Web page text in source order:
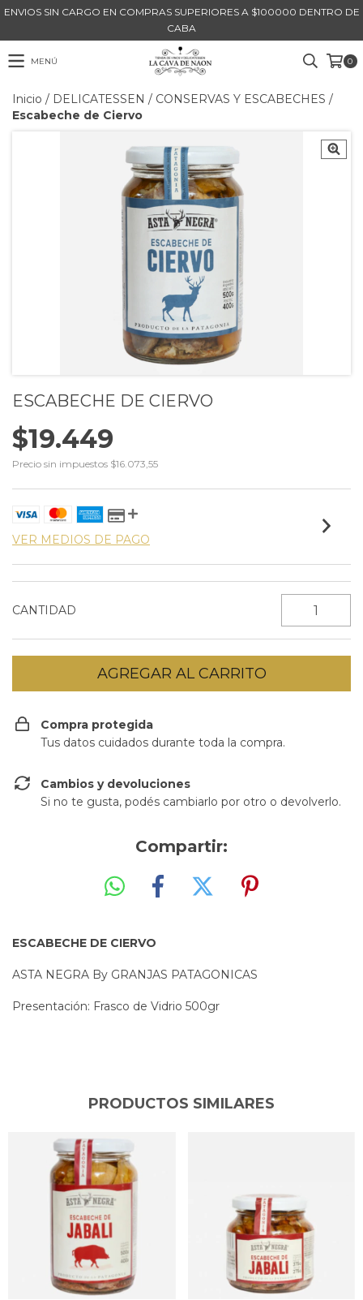
ENVIOS SIN CARGO EN COMPRAS SUPERIORES A $100000 DENTRO DE
CABA
MENÚ 0
Inicio / DELICATESSEN / CONSERVAS Y ESCABECHES /
Escabeche de Ciervo
ESCABECHE DE CIERVO
$19.449
Precio sin impuestos $16.073,55
VER MEDIOS DE PAGO
CANTIDAD
Compra protegida
Tus datos cuidados durante toda la compra.
Cambios y devoluciones
Si no te gusta, podés cambiarlo por otro o devolverlo.
Compartir:
ESCABECHE DE CIERVO
ASTA NEGRA By GRANJAS PATAGONICAS
Presentación: Frasco de Vidrio 500gr
PRODUCTOS SIMILARES